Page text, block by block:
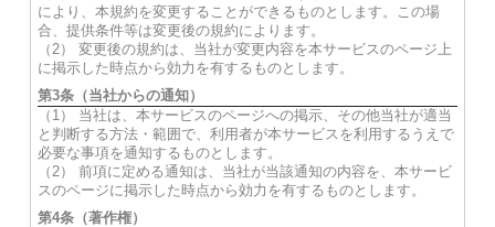
により、本規約を変更することができるものとします。この場
合、提供条件等は変更後の規約によります。
（2） 変更後の規約は、当社が変更内容を本サービスのページ上
に掲示した時点から効力を有するものとします。
第3条（当社からの通知）
（1） 当社は、本サービスのページへの掲示、その他当社が適当
と判断する方法・範囲で、利用者が本サービスを利用するうえで
必要な事項を通知するものとします。
（2） 前項に定める通知は、当社が当該通知の内容を、本サービ
スのページに掲示した時点から効力を有するものとします。
第4条（著作権）